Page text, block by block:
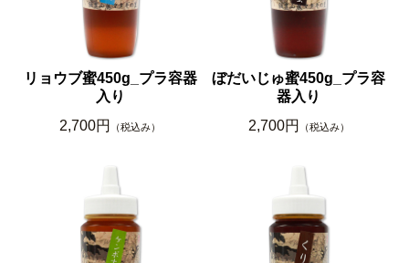
リョウブ蜜450g_プラ容器
入り
2,700円
（税込み）
ぼだいじゅ蜜450g_プラ容
器入り
2,700円
（税込み）